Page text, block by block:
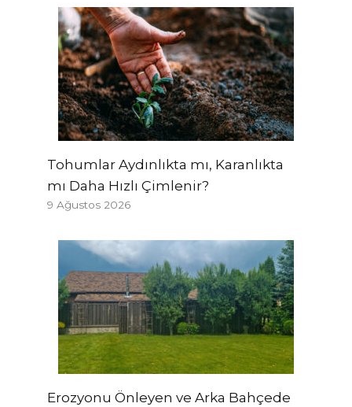
Tohumlar Aydınlıkta mı, Karanlıkta
mı Daha Hızlı Çimlenir?
9 Ağustos 2026
Erozyonu Önleyen ve Arka Bahçede